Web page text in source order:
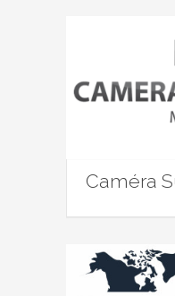
Caméra